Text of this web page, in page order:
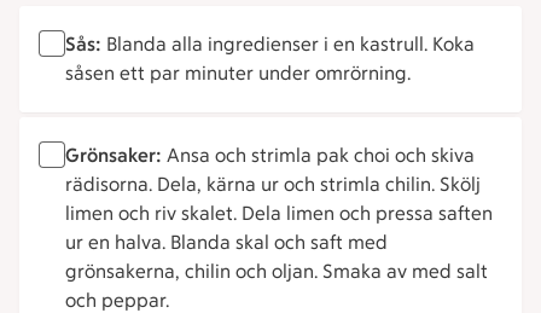
Sås: Blanda alla ingredienser i en kastrull. Koka
såsen ett par minuter under omrörning.
Grönsaker: Ansa och strimla pak choi och skiva
rädisorna. Dela, kärna ur och strimla chilin. Skölj
limen och riv skalet. Dela limen och pressa saften
ur en halva. Blanda skal och saft med
grönsakerna, chilin och oljan. Smaka av med salt
och peppar.